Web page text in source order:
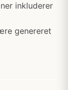
inkluderer
genereret